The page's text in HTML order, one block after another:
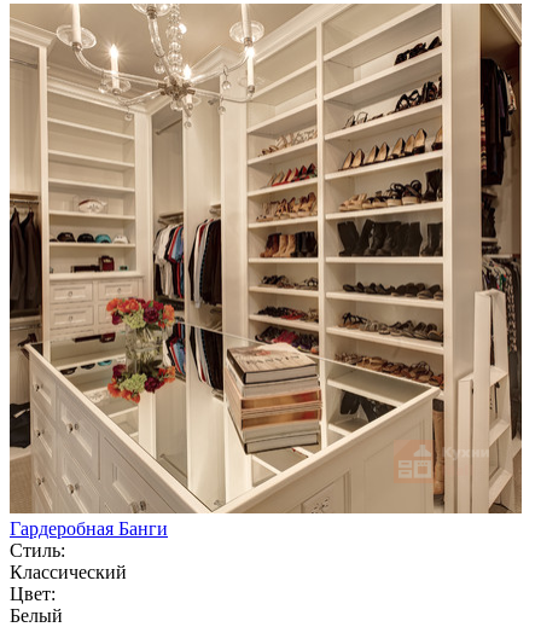
Гардеробная Банги
Стиль:
Классический
Цвет:
Белый